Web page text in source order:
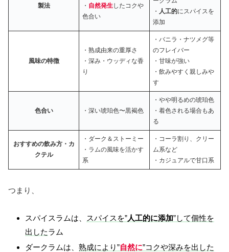
製法
・ 自然発生したコクや
色合い
・ 人工的にスパイスを
添加
風味の特徴
・熟成由来の重厚さ
・深み・ウッディな香
り
・バニラ・ナツメグ等
のフレイバー
・甘味が強い
・飲みやすく親しみや
す
色合い ・深い琥珀色〜黒褐色
・やや明るめの琥珀色
・着色される場合もあ
る
おすすめの飲み方・カ
クテル
・ダーク＆ストーミー
・ラムの風味を活かす
系
・コーラ割り、クリー
ム系など
・カジュアルで甘口系
つまり、
スパイスラムは、 スパイスを”人工的に添加”して個性を
出したラム
ダークラムは、 熟成により”自然に”コクや深みを出した